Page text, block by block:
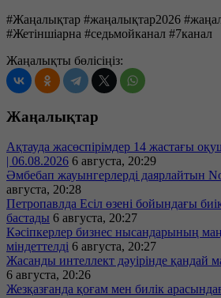
#Жаңалықтар #жаңалықтар2026
#Жетіншіарна #седьмойканал #7канал
Жаңалықты бөлісіңіз:
Жаңалықтар
Ақтауда жасөспірімдер 14 жастағы
| 06.08.2026 6 августа, 20:29
Әмбебап жауынгерлерді даярлайтын
августа, 20:28
Петропавлда Есіл өзені бойындағы
бастады 6 августа, 20:27
Кәсіпкерлер бизнес нысандарының
міндеттелді 6 августа, 20:27
Жасанды интеллект дәуірінде қандай
6 августа, 20:26
Жезқазғанда қоғам мен билік